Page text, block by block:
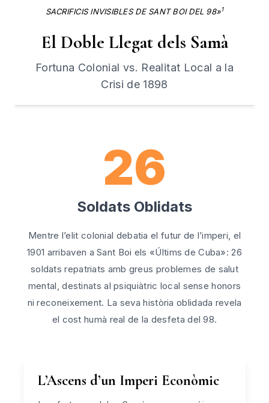
SACRIFICIS INVISIBLES DE SANT BOI DEL 98»1
El Doble Llegat dels Samà
Fortuna Colonial vs. Realitat Local a la
Crisi de 1898
26
Soldats Oblidats
Mentre l’elit colonial debatia el futur de l’imperi, el
1901 arribaven a Sant Boi els «Últims de Cuba»: 26
soldats repatriats amb greus problemes de salut
mental, destinats al psiquiàtric local sense honors
ni reconeixement. La seva història oblidada revela
el cost humà real de la desfeta del 98.
L’Ascens d’un Imperi Econòmic